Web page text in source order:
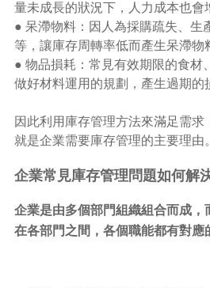
量未成長的狀況下，人力成本也會
● 呆滯物料：因人為採購疏失、生
等，讓庫存周轉率低而產生呆滯物
● 物品損耗：常見有效期限的食材
做好材料運用的規劃，產生過期的
因此利用庫存管理方法來滿足需
就是企業需要庫存管理的主要理由。
企業常見庫存管理問題如何解
企業是由多個部門組織組合而成
在各部門之間，各個職能都有對應